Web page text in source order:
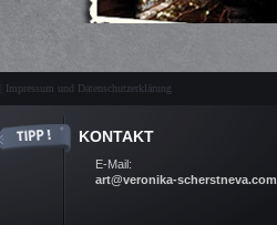
Impressum und Datenschutzerklärung
KONTAKT
E-Mail:
art@veronika-scherstneva.com